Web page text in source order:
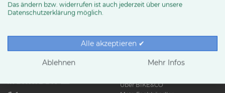
News & Trends
Ratgeber
Über BIKE&CO
Das ändern bzw. widerrufen ist auch jederzeit über unsere
Datenschutzerklärung möglich.
Alle akzeptieren ✔
Ablehnen Mehr Infos